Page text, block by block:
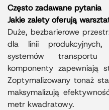
Często zadawane pytania
Jakie zalety oferują
Duże, bezbarierowe
dla linii
systemów transportu
komponenty zapewniają
Zoptymalizowany tonaż
maksymalizują
metr kwadratowy.